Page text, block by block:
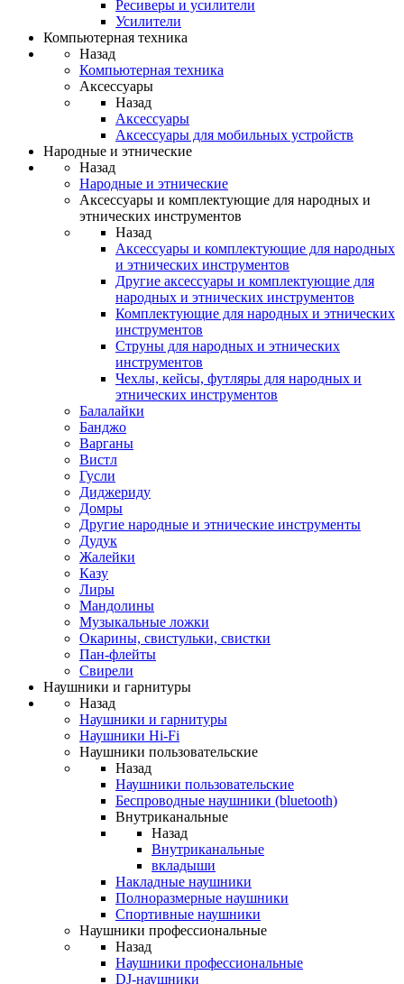
Ресиверы и усилители
Усилители
Компьютерная техника
Назад
Компьютерная техника
Аксессуары
Назад
Аксессуары
Аксессуары для мобильных устройств
Народные и этнические
Назад
Народные и этнические
Аксессуары и комплектующие для народных и
этнических инструментов
Назад
Аксессуары и комплектующие для народных
и этнических инструментов
Другие аксессуары и комплектующие для
народных и этнических инструментов
Комплектующие для народных и этнических
инструментов
Струны для народных и этнических
инструментов
Чехлы, кейсы, футляры для народных и
этнических инструментов
Балалайки
Банджо
Варганы
Вистл
Гусли
Диджериду
Домры
Другие народные и этнические инструменты
Дудук
Жалейки
Казу
Лиры
Мандолины
Музыкальные ложки
Окарины, свистульки, свистки
Пан-флейты
Свирели
Наушники и гарнитуры
Назад
Наушники и гарнитуры
Наушники Hi-Fi
Наушники пользовательские
Назад
Наушники пользовательские
Беспроводные наушники (bluetooth)
Внутриканальные
Назад
Внутриканальные
вкладыши
Накладные наушники
Полноразмерные наушники
Спортивные наушники
Наушники профессиональные
Назад
Наушники профессиональные
DJ-наушники